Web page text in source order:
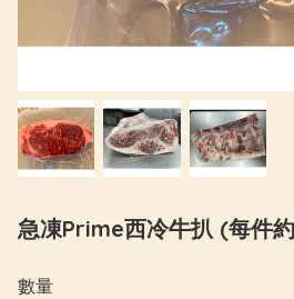
急凍Prime西冷牛扒 (每件約
數量